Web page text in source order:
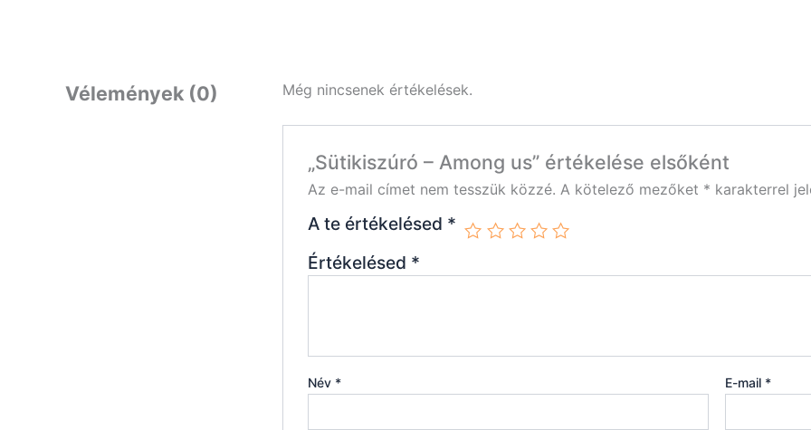
Vélemények (0) Még nincsenek értékelések.
„Sütikiszúró – Among us” értékelése elsőként
Az e-mail címet nem tesszük közzé. A kötelező mezőket * karakterrel
A te értékelésed *
Értékelésed *
Név * E-mail *